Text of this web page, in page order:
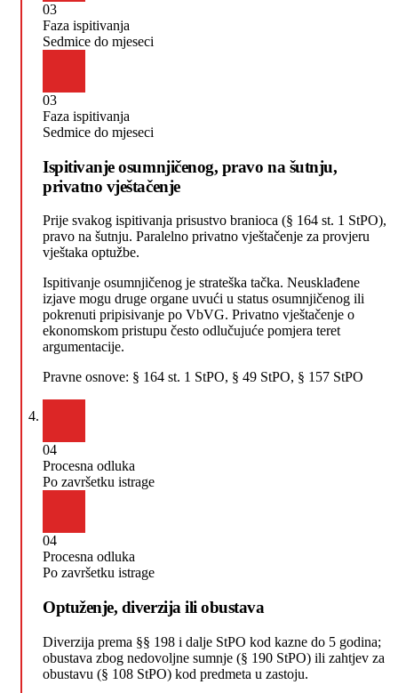
03
Faza ispitivanja
Sedmice do mjeseci
03
Faza ispitivanja
Sedmice do mjeseci
Ispitivanje osumnjičenog, pravo na šutnju,
privatno vještačenje
Prije svakog ispitivanja prisustvo branioca (§ 164 st. 1 StPO),
pravo na šutnju. Paralelno privatno vještačenje za provjeru
vještaka optužbe.
Ispitivanje osumnjičenog je strateška tačka. Neusklađene
izjave mogu druge organe uvući u status osumnjičenog ili
pokrenuti pripisivanje po VbVG. Privatno vještačenje o
ekonomskom pristupu često odlučujuće pomjera teret
argumentacije.
Pravne osnove: § 164 st. 1 StPO, § 49 StPO, § 157 StPO
04
Procesna odluka
Po završetku istrage
04
Procesna odluka
Po završetku istrage
Optuženje, diverzija ili obustava
Diverzija prema §§ 198 i dalje StPO kod kazne do 5 godina;
obustava zbog nedovoljne sumnje (§ 190 StPO) ili zahtjev za
obustavu (§ 108 StPO) kod predmeta u zastoju.